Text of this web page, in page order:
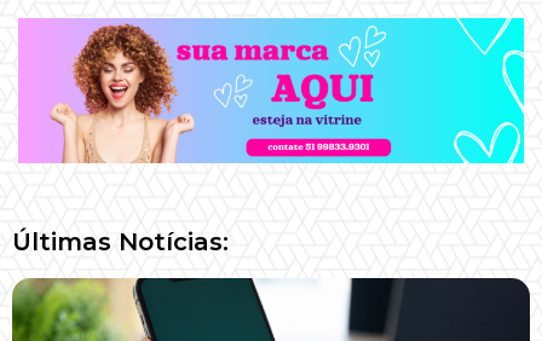
Últimas Notícias: